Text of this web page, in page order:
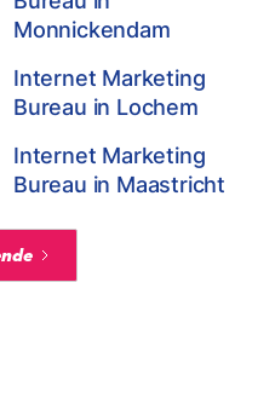
Monnickendam
Internet Marketing
Bureau in Lochem
Internet Marketing
Bureau in Maastricht